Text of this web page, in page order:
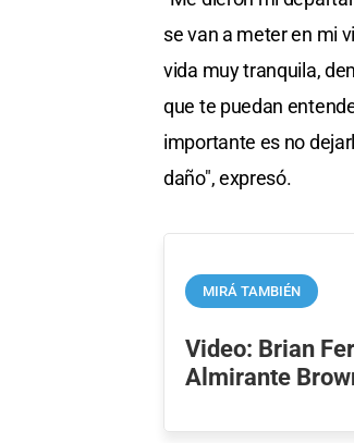
se van a meter en mi
vida muy tranquila,
que te puedan
importante es no
daño", expresó.
MIRÁ TAMBIÉN
Video: Brian
Almirante